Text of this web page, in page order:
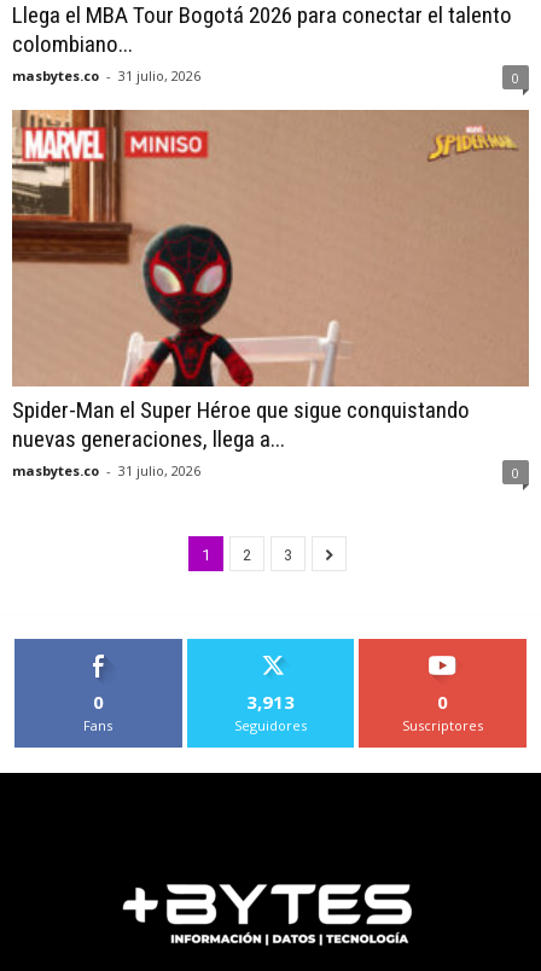
Llega el MBA Tour Bogotá 2026 para conectar el talento
colombiano...
masbytes.co - 31 julio, 2026 0
Spider-Man el Super Héroe que sigue conquistando
nuevas generaciones, llega a...
masbytes.co - 31 julio, 2026 0
1 2 3
0
Fans
3,913
Seguidores
0
Suscriptores